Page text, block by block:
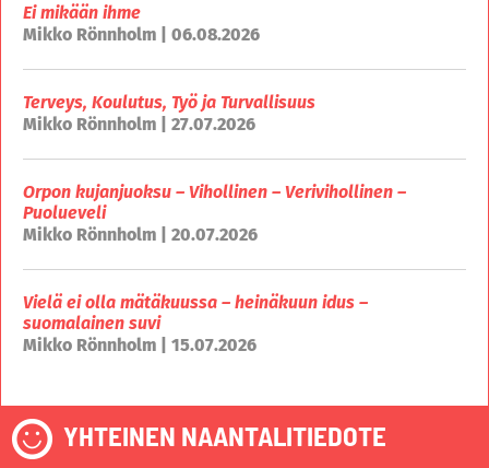
Ei mikään ihme
Mikko Rönnholm | 06.08.2026
Terveys, Koulutus, Työ ja Turvallisuus
Mikko Rönnholm | 27.07.2026
Orpon kujanjuoksu – Vihollinen – Verivihollinen –
Puolueveli
Mikko Rönnholm | 20.07.2026
Vielä ei olla mätäkuussa – heinäkuun idus –
suomalainen suvi
Mikko Rönnholm | 15.07.2026
YHTEINEN NAANTALITIEDOTE